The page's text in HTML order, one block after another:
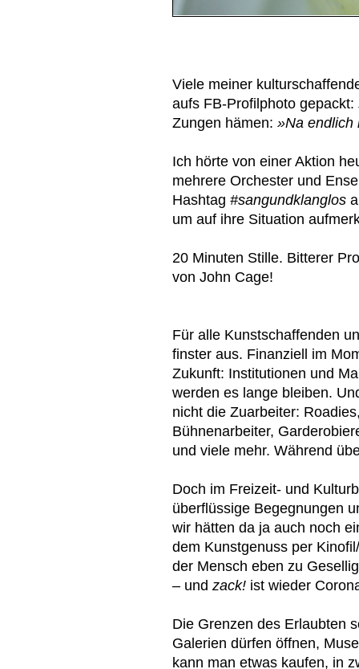
Viele meiner
aufs FB-Profilphoto gepackt:
Zungen hämen: »Na endlich
Ich hörte von einer Aktion
mehrere Orchester und
Hashtag #sangundklanglos
um auf ihre Situation
20 Minuten Stille. Bitterer
von John Cage!
Für alle Kunstschaffenden
finster aus. Finanziell im
Zukunft: Institutionen und
werden es lange bleiben.
nicht die Zuarbeiter:
Bühnenarbeiter,
und viele mehr. Während
Doch im Freizeit- und
überflüssige Begegnungen
wir hätten da ja auch noch
dem Kunstgenuss per
der Mensch eben zu
– und zack! ist wieder
Die Grenzen des Erlaubten
Galerien dürfen öffnen,
kann man etwas kaufen, in